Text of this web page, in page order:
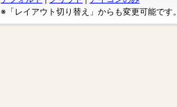
※「レイアウト切り替え」からも変更可能です。